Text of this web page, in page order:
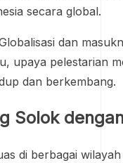
secara global.
dan
upaya pelestarian
dan berkembang.
Solok
di berbagai